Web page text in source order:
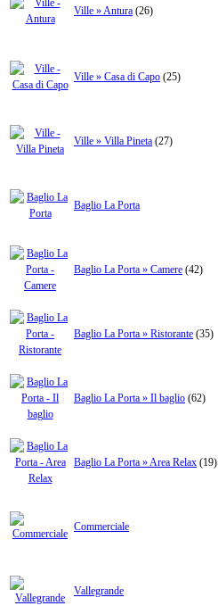
Ville » Antura (26)
Ville » Casa di Capo (25)
Ville » Villa Pineta (27)
Baglio La Porta
Baglio La Porta » Camere (42)
Baglio La Porta » Ristorante (35)
Baglio La Porta » Il baglio (62)
Baglio La Porta » Area Relax (19)
Commerciale
Vallegrande